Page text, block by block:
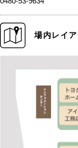
場内レイア